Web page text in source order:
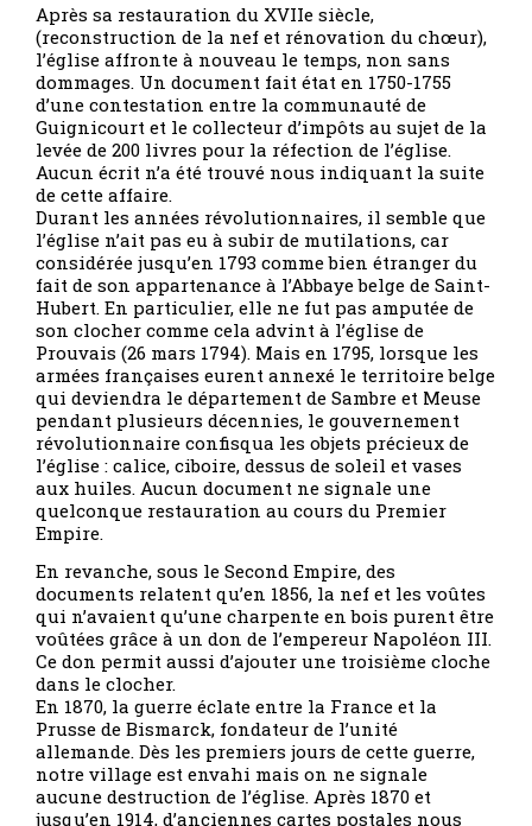
Après sa restauration du XVIIe siècle,
(reconstruction de la nef et rénovation du chœur),
l’église affronte à nouveau le temps, non sans
dommages. Un document fait état en 1750-1755
d’une contestation entre la communauté de
Guignicourt et le collecteur d’impôts au sujet de la
levée de 200 livres pour la réfection de l’église.
Aucun écrit n’a été trouvé nous indiquant la suite
de cette affaire.
Durant les années révolutionnaires, il semble que
l’église n’ait pas eu à subir de mutilations, car
considérée jusqu’en 1793 comme bien étranger du
fait de son appartenance à l’Abbaye belge de Saint-
Hubert. En particulier, elle ne fut pas amputée de
son clocher comme cela advint à l’église de
Prouvais (26 mars 1794). Mais en 1795, lorsque les
armées françaises eurent annexé le territoire belge
qui deviendra le département de Sambre et Meuse
pendant plusieurs décennies, le gouvernement
révolutionnaire confisqua les objets précieux de
l’église : calice, ciboire, dessus de soleil et vases
aux huiles. Aucun document ne signale une
quelconque restauration au cours du Premier
Empire.
En revanche, sous le Second Empire, des
documents relatent qu’en 1856, la nef et les voûtes
qui n’avaient qu’une charpente en bois purent être
voûtées grâce à un don de l’empereur Napoléon III.
Ce don permit aussi d’ajouter une troisième cloche
dans le clocher.
En 1870, la guerre éclate entre la France et la
Prusse de Bismarck, fondateur de l’unité
allemande. Dès les premiers jours de cette guerre,
notre village est envahi mais on ne signale
aucune destruction de l’église. Après 1870 et
jusqu’en 1914, d’anciennes cartes postales nous